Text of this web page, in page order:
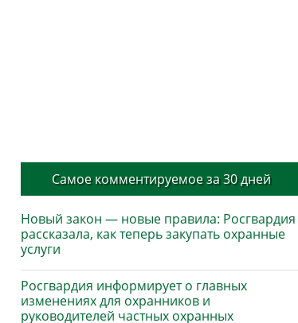
Самое комментируемое за 30 дней
Новый закон — новые правила: Росгвардия
рассказала, как теперь закупать охранные
услуги
Росгвардия информирует о главных
изменениях для охранников и
руководителей частных охранных